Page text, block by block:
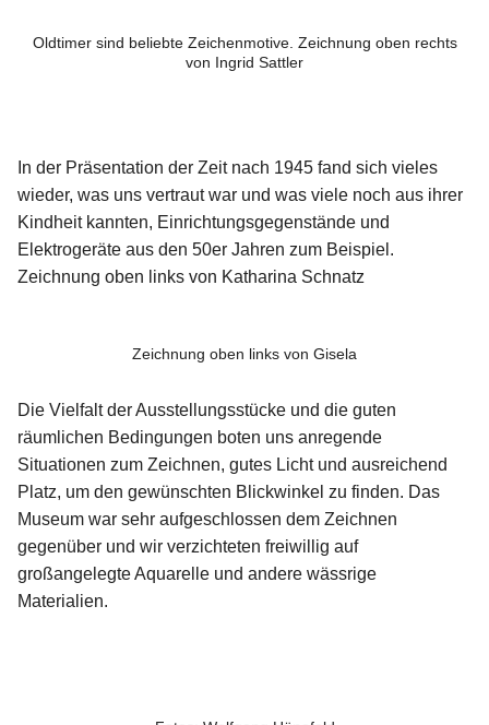
Oldtimer sind beliebte Zeichenmotive. Zeichnung oben rechts
von Ingrid Sattler
In der Präsentation der Zeit nach 1945 fand sich vieles
wieder, was uns vertraut war und was viele noch aus ihrer
Kindheit kannten, Einrichtungsgegenstände und
Elektrogeräte aus den 50er Jahren zum Beispiel.
Zeichnung oben links von Katharina Schnatz
Zeichnung oben links von Gisela
Die Vielfalt der Ausstellungsstücke und die guten
räumlichen Bedingungen boten uns anregende
Situationen zum Zeichnen, gutes Licht und ausreichend
Platz, um den gewünschten Blickwinkel zu finden. Das
Museum war sehr aufgeschlossen dem Zeichnen
gegenüber und wir verzichteten freiwillig auf
großangelegte Aquarelle und andere wässrige
Materialien.